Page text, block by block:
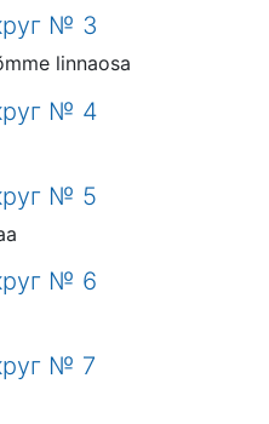
№ 3
linnaosa
№ 4
№ 5
№ 6
№ 7